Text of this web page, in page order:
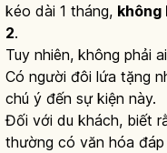
kéo dài 1 tháng, không
2.
Tuy nhiên, không phải
Có người đôi lứa tặng
chú ý đến sự kiện này.
Đối với du khách, biết
thường có văn hóa